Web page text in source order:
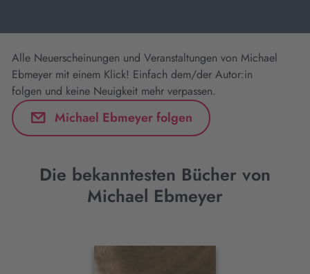
Alle Neuerscheinungen und Veranstaltungen von Michael
Ebmeyer mit einem Klick! Einfach dem/der Autor:in
folgen und keine Neuigkeit mehr verpassen.
Michael Ebmeyer folgen
Die bekanntesten Bücher von
Michael Ebmeyer
Interaktives